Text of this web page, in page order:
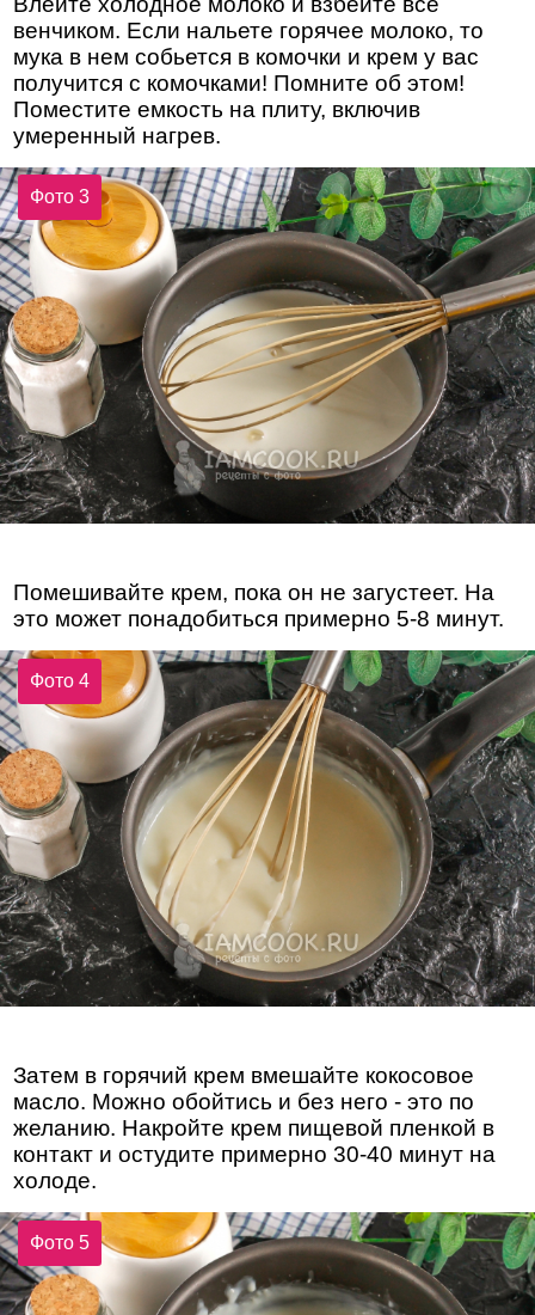
венчиком. Если нальете горячее молоко, то
мука в нем собьется в комочки и крем у вас
получится с комочками! Помните об этом!
Поместите емкость на плиту, включив
умеренный нагрев.
Фото 3
Помешивайте крем, пока он не загустеет. На
это может понадобиться примерно 5-8 минут.
Фото 4
Затем в горячий крем вмешайте кокосовое
масло. Можно обойтись и без него - это по
желанию. Накройте крем пищевой пленкой в
контакт и остудите примерно 30-40 минут на
холоде.
Фото 5